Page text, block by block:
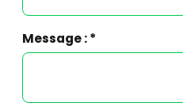
Message : *